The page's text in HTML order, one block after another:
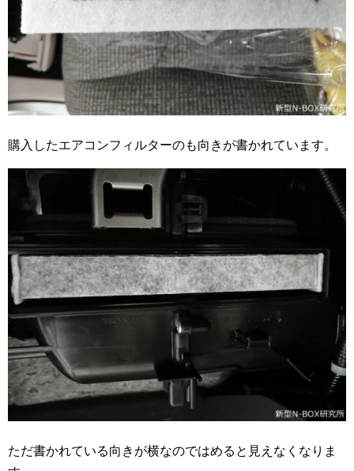
購入したエアコンフィルターのも向きが書かれています。
ただ書かれている向きが横なのではめると見えなくなりま